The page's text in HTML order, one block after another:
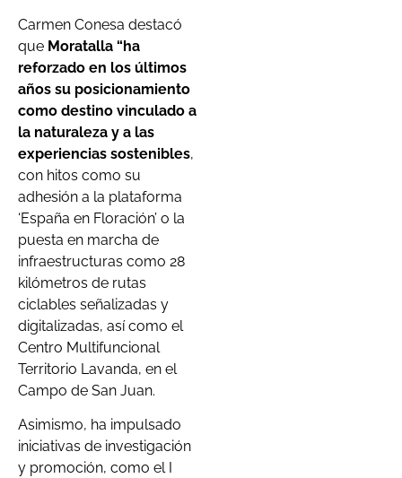
Carmen Conesa destacó
que Moratalla “ha
reforzado en los últimos
años su posicionamiento
como destino vinculado a
la naturaleza y a las
experiencias sostenibles,
con hitos como su
adhesión a la plataforma
‘España en Floración’ o la
puesta en marcha de
infraestructuras como 28
kilómetros de rutas
ciclables señalizadas y
digitalizadas, así como el
Centro Multifuncional
Territorio Lavanda, en el
Campo de San Juan.
Asimismo, ha impulsado
iniciativas de investigación
y promoción, como el I